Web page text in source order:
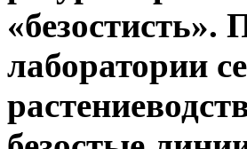
«безостисть».
лаборатории